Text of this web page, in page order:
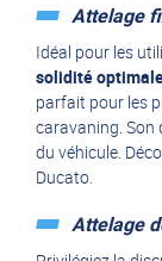
Attelage
Idéal pour les
solidité
parfait pour les
caravaning. Son
du véhicule.
Ducato.
Attelage